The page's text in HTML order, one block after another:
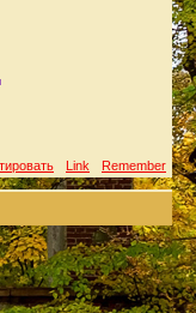
Link Remember